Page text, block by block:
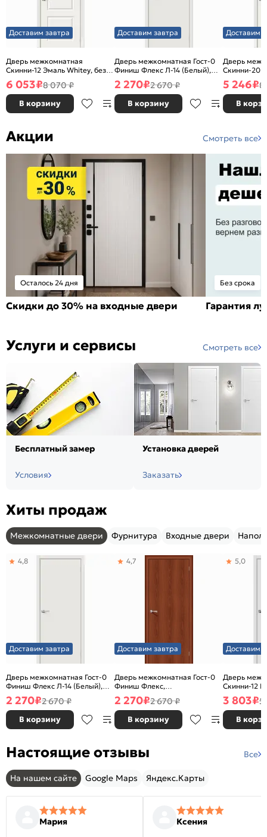
Доставим завтра
Дверь межкомнатная
Скинни-12 Эмаль Whitey, без
декора, глухая, без стекла,
без кромки, скиновая
6 053₽8 070 ₽
В корзину
Доставим завтра
Дверь межкомнатная Гост-0
Финиш Флекс Л-14 (Белый),
глухая, каркасно-щитовая
2 270₽2 670 ₽
В корзину
Доставим
Дверь
Скинни-20
декора,
без кромки,
5 246₽8
В
Акции Смотреть все
Осталось 24 дня
Скидки до 30% на входные двери
Без срока
Гарантия
Услуги и сервисы Смотреть все
Бесплатный замер
Условия
Установка дверей
Заказать
Хиты продаж
Межкомнатные двери Фурнитура Входные двери
Доставим завтра
Дверь межкомнатная Гост-0
Финиш Флекс Л-14 (Белый),
глухая, каркасно-щитовая
4,8
2 270₽2 670 ₽
В корзину
Доставим завтра
Дверь межкомнатная Гост-0
Финиш Флекс,
Ламинированные Л-11
(ИталОрех), глухая, каркасно-
щитовая
4,7
2 270₽2 670 ₽
В корзину
Доставим
Дверь
Скинни-12
глухая,
5,0
3 803₽5
В
Настоящие отзывы Все
На нашем сайте Google Maps Яндекс.Карты
Мария Ксения